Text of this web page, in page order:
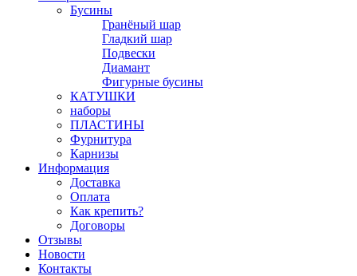
Бусины
Гранёный шар
Гладкий шар
Подвески
Диамант
Фигурные бусины
КАТУШКИ
наборы
ПЛАСТИНЫ
Фурнитура
Карнизы
Информация
Доставка
Оплата
Как крепить?
Договоры
Отзывы
Новости
Контакты